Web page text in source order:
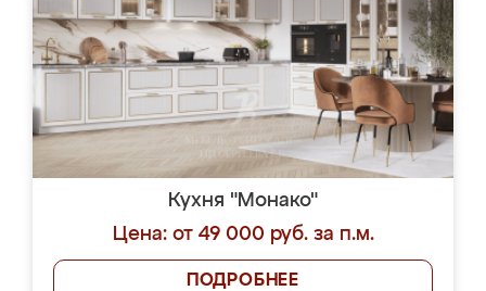
Кухня "Монако"
Цена: от 49 000 руб. за п.м.
ПОДРОБНЕЕ